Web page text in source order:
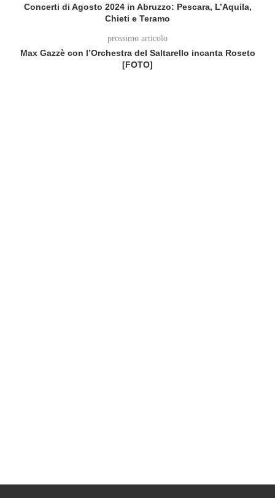
Concerti di Agosto 2024 in Abruzzo: Pescara, L’Aquila,
Chieti e Teramo
prossimo articolo
Max Gazzè con l’Orchestra del Saltarello incanta Roseto
[FOTO]